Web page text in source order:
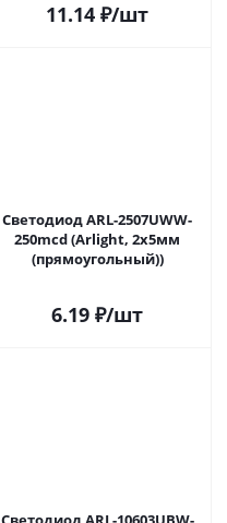
11.14 ₽/шт
Светодиод ARL-2507UWW-
250mcd (Arlight, 2x5мм
(прямоугольный))
6.19 ₽/шт